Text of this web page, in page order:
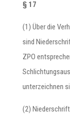
§ 17
(1) Über die
sind
ZPO
unterzeichnen
(2)